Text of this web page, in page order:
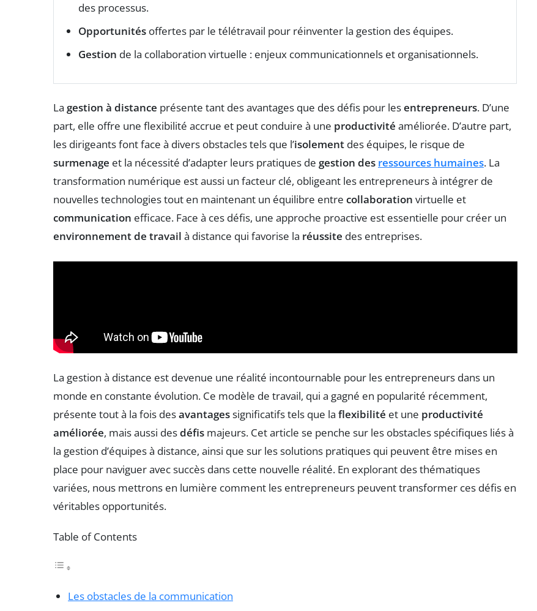
des processus.
Opportunités offertes par le télétravail pour réinventer la gestion des équipes.
Gestion de la collaboration virtuelle : enjeux communicationnels et organisationnels.
La gestion à distance présente tant des avantages que des défis pour lesentrepreneurs. D’une
part, elle offre une flexibilité accrue et peut conduire à une productivité améliorée. D’autre part,
les dirigeants font face à divers obstacles tels que l’isolement des équipes, le risque de
surmenage et la nécessité d’adapter leurs pratiques de gestion des ressources humaines. La
transformation numérique est aussi un facteur clé, obligeant les entrepreneurs à intégrer de
nouvelles technologies tout en maintenant un équilibre entre collaboration virtuelle et
communication efficace. Face à ces défis, une approche proactive est essentielle pour créer un
environnement de travail à distance qui favorise la réussite des entreprises.
La gestion à distance est devenue une réalité incontournable pour les entrepreneurs dans un
monde en constante évolution. Ce modèle de travail, qui a gagné en popularité récemment,
présente tout à la fois desavantagessignificatifs tels que la flexibilité et une productivité
améliorée, mais aussi desdéfis majeurs. Cet article se penche sur les obstacles spécifiques liés à
la gestion d’équipes à distance, ainsi que sur les solutions pratiques qui peuvent être mises en
place pour naviguer avec succès dans cette nouvelle réalité. En explorant des thématiques
variées, nous mettrons en lumière comment les entrepreneurs peuvent transformer ces défis en
véritables opportunités.
Table of Contents
Les obstacles de la communication